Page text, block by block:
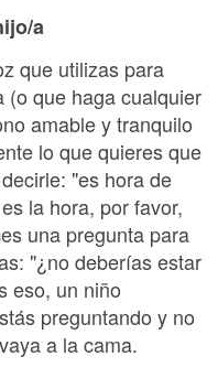
a
que utilizas para
(o que haga cualquier
amable y tranquilo
lo que quieres que
"es hora de
la hora, por favor,
una pregunta para
"¿no deberías estar
eso, un niño
preguntando y no
a la cama.